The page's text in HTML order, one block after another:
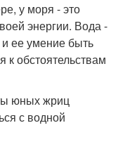
у моря - это
энергии. Вода -
ее умение быть
обстоятельствам
юных жриц
с водной